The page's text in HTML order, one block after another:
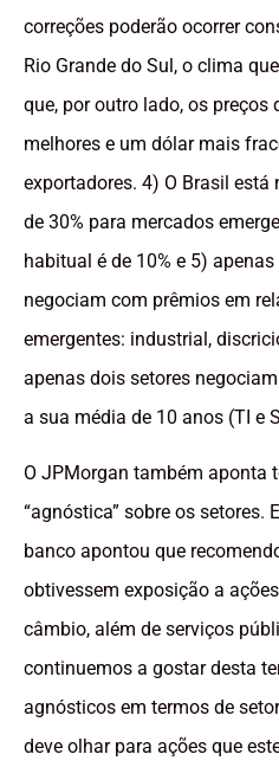
correções poderão ocorrer
Rio Grande do Sul, o clima
que, por outro lado, os
melhores e um dólar mais
exportadores. 4) O Brasil
de 30% para mercados
habitual é de 10% e 5)
negociam com prêmios em
emergentes: industrial,
apenas dois setores
a sua média de 10 anos (TI e
O JPMorgan também aponta
“agnóstica” sobre os setores.
banco apontou que
obtivessem exposição a
câmbio, além de serviços
continuemos a gostar desta
agnósticos em termos de
deve olhar para ações que